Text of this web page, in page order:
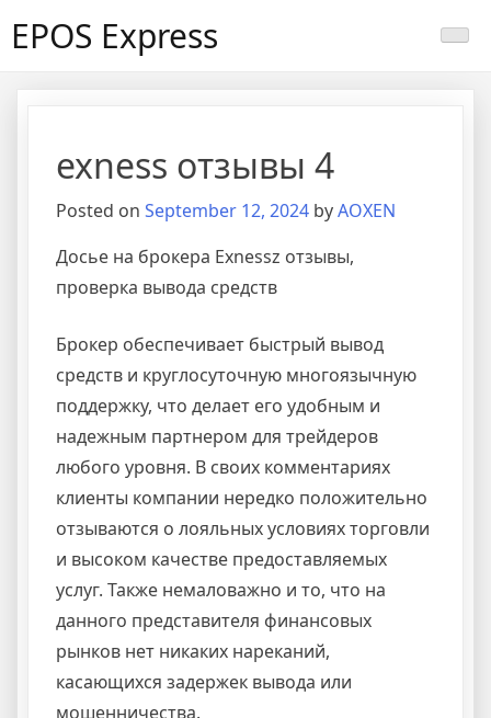
EPOS Express
exness отзывы 4
Posted on September 12, 2024 byAOXEN
Досье на брокера Exnessz отзывы,
проверка вывода средств
Брокер обеспечивает быстрый вывод
средств и круглосуточную многоязычную
поддержку, что делает его удобным и
надежным партнером для трейдеров
любого уровня. В своих комментариях
клиенты компании нередко положительно
отзываются о лояльных условиях торговли
и высоком качестве предоставляемых
услуг. Также немаловажно и то, что на
данного представителя финансовых
рынков нет никаких нареканий,
касающихся задержек вывода или
мошенничества.